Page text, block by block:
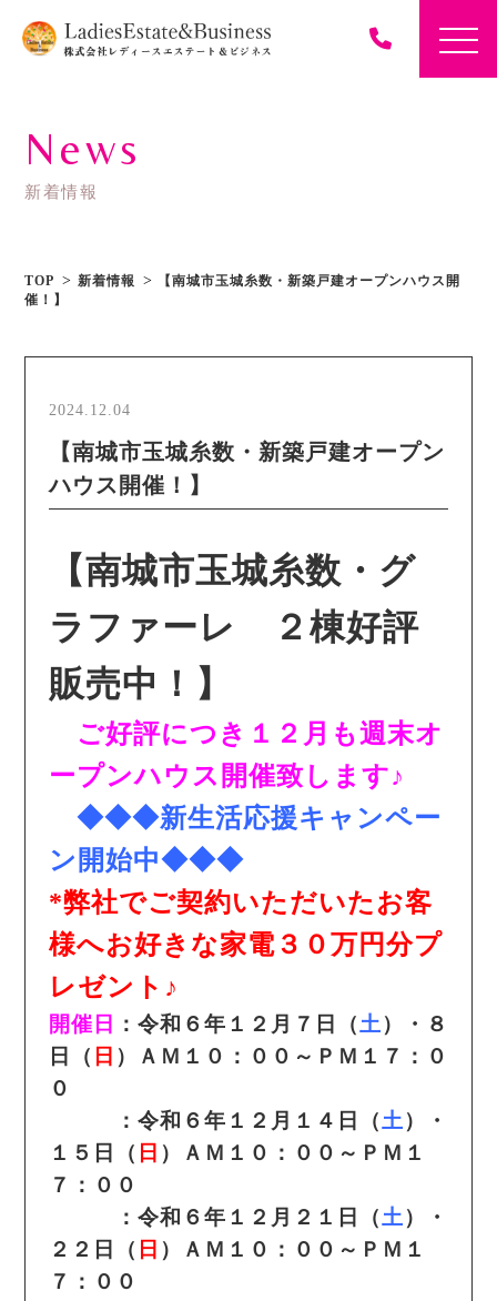
News
新着情報
TOP 新着情報
【南城市玉城糸数・新築戸建オープンハウス開
催！】
2024.12.04
【南城市玉城糸数・新築戸建オープン
ハウス開催！】
【南城市玉城糸数・グ
ラファーレ ２棟好評
販売中！】
ご好評につき１２月も週末オ
ープンハウス開催致します♪
◆◆◆新生活応援キャンペー
ン開始中◆◆◆
*弊社でご契約いただいたお客
様へお好きな家電３０万円分プ
レゼント♪
開催日 ：令和６年１２月７日（ 土）・８
日（ 日 ）ＡＭ１０：００～ＰＭ１７：０
０
：令和６年１２月１４日（ 土）・
１５日（ 日 ）ＡＭ１０：００～ＰＭ１
７：００
：令和６年１２月２１日（ 土）・
２２日（ 日 ）ＡＭ１０：００～ＰＭ１
７：００